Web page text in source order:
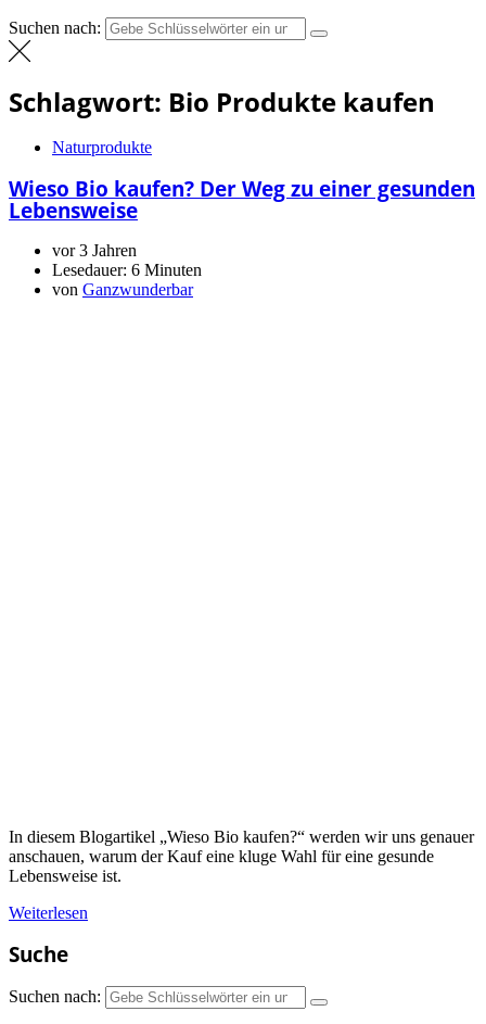
Suchen nach:
Schlagwort: Bio Produkte kaufen
Naturprodukte
Wieso Bio kaufen? Der Weg zu einer gesunden
Lebensweise
vor 3 Jahren
Lesedauer: 6 Minuten
von Ganzwunderbar
In diesem Blogartikel „Wieso Bio kaufen?“ werden wir uns genauer
anschauen, warum der Kauf eine kluge Wahl für eine gesunde
Lebensweise ist.
Weiterlesen
Suche
Suchen nach: